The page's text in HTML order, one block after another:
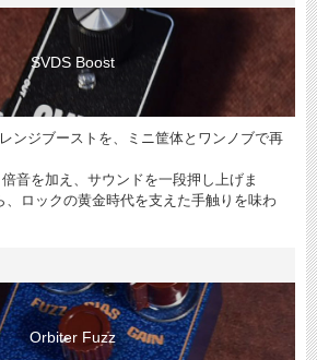
SVDS Boost
ンジブーストを、ミニ筐体とワンノブで再
音を加え、サウンドを一段押し上げま
、ロックの黄金時代を支えた手触りを味わ
Orbiter Fuzz